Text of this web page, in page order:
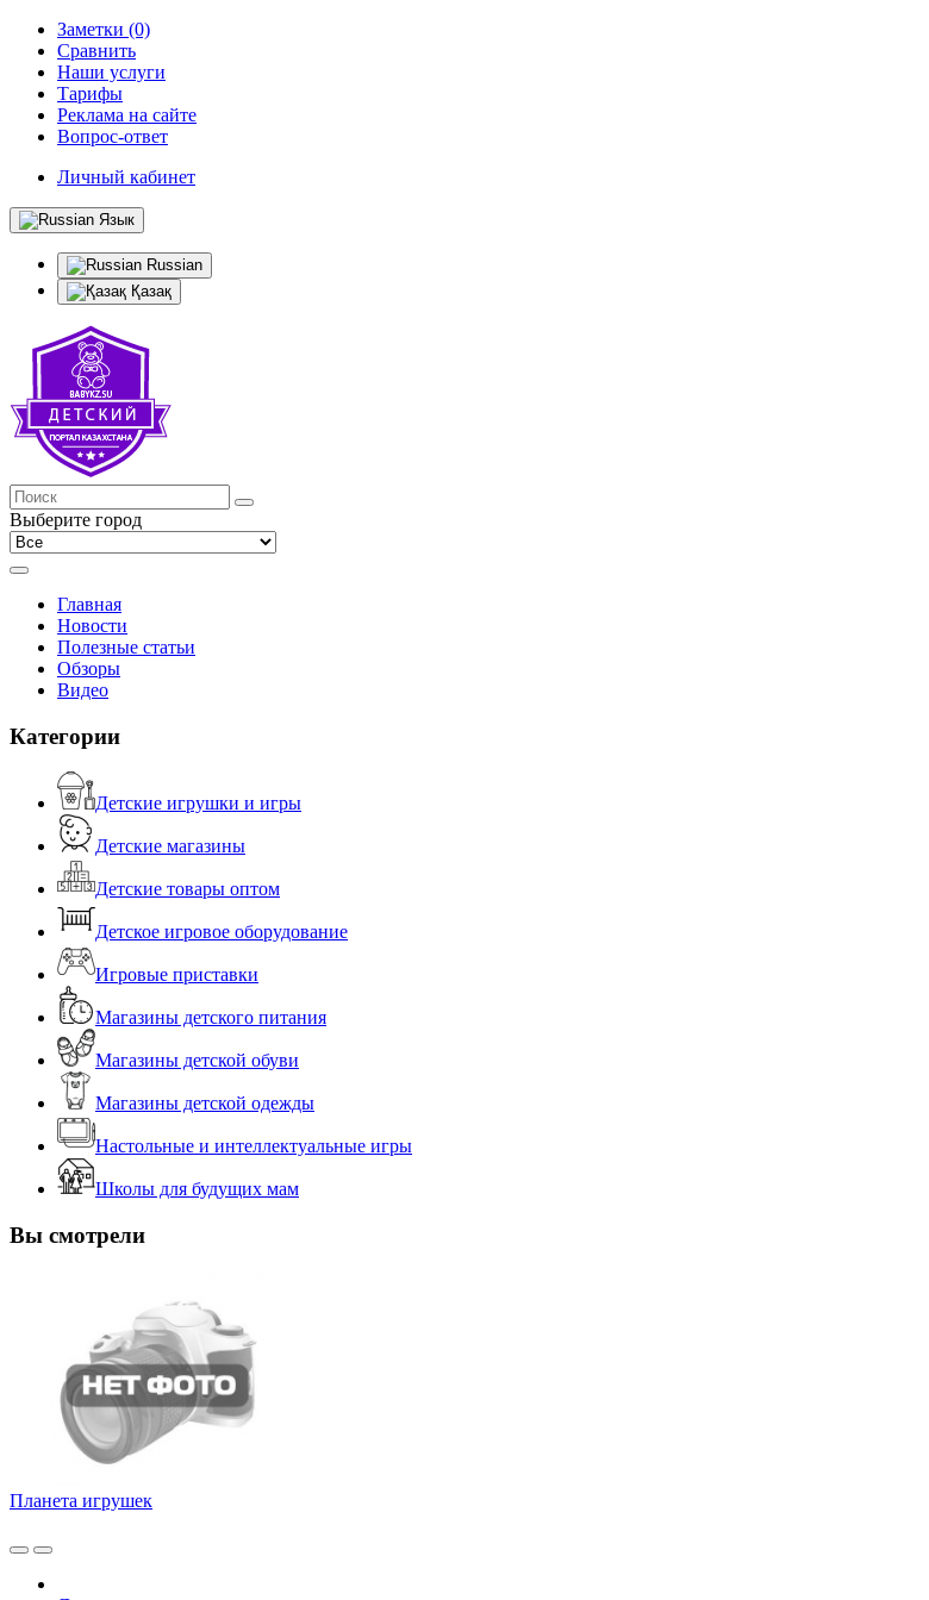
Заметки (0)
Сравнить
Наши услуги
Тарифы
Реклама на сайте
Вопрос-ответ
Личный кабинет
Язык
Russian
Қазақ
Выберите город
Главная
Новости
Полезные статьи
Обзоры
Видео
Категории
Детские игрушки и игры
Детские магазины
Детские товары оптом
Детское игровое оборудование
Игровые приставки
Магазины детского питания
Магазины детской обуви
Магазины детской одежды
Настольные и интеллектуальные игры
Школы для будущих мам
Вы смотрели
Планета игрушек